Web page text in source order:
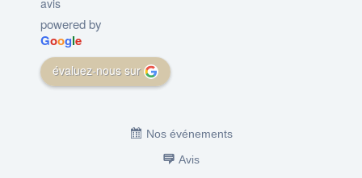
powered by
Google
évaluez-nous sur
Nos événements
Avis